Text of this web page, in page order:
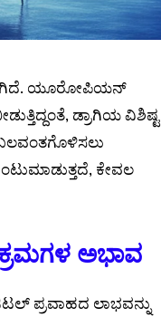
ಯೂರೋಪಿಯನ್
ಡ್ರಾಗಿಯ ವಿಶಿಷ್ಟ
ಕೇವಲ
ಅಭಾವ
ಪ್ರವಾಹದ ಲಾಭವನ್ನು